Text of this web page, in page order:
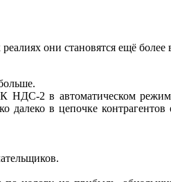
они становятся ещё
2 в автоматическом
далеко в цепочке